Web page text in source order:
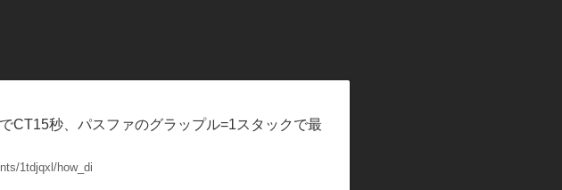
CT15秒、パスファのグラップル=1スタックで最
1tdjqxl/how_di